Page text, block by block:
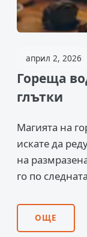
април 2, 2026
Гореща
глътки
Магията на
искате да
на
го по
ОЩЕ